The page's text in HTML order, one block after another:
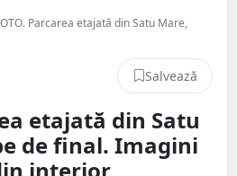
Parcarea etajată din Satu Mare,
Salvează
etajată din Satu
de final. Imagini
interior